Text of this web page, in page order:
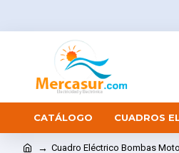
CATÁLOGO CUADROS
Cuadro Eléctrico Bombas